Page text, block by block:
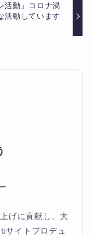
活動』コロナ渦
活動しています
げに貢献し、大
サイトプロデュ